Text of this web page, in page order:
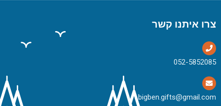
צרו איתנו קשר
bigben.gifts@gmail.com